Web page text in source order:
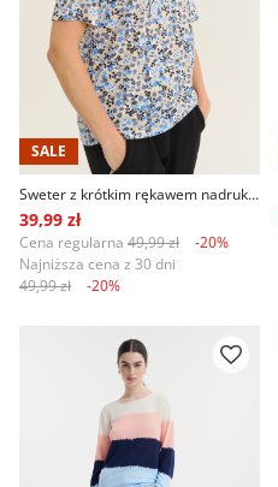
SALE
Sweter z krótkim rękawem nadruk w kwiaty
39,99 zł
Cena regularna 49,99 zł
-20%
Najniższa cena z 30 dni
49,99 zł
-20%